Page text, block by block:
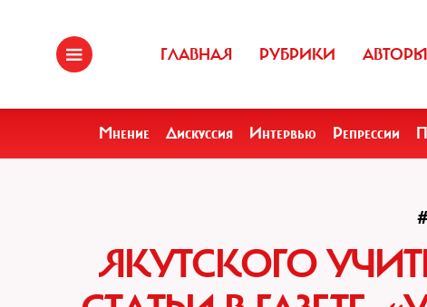
ГЛАВНАЯ РУБРИКИ АВТОРЫ
Мнение Дискуссия Интервью Репрессии
ЯКУТСКОГО